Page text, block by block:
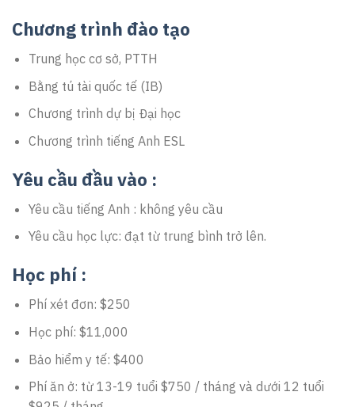
Chương trình đào tạo
Trung học cơ sở, PTTH
Bằng tú tài quốc tế (IB)
Chương trình dự bị Đại học
Chương trình tiếng Anh ESL
Yêu cầu đầu vào :
Yêu cầu tiếng Anh : không yêu cầu
Yêu cầu học lực: đạt từ trung bình trở lên.
Học phí :
Phí xét đơn: $250
Học phí: $11,000
Bảo hiểm y tế: $400
Phí ăn ở: từ 13-19 tuổi $750 / tháng và dưới 12 tuổi